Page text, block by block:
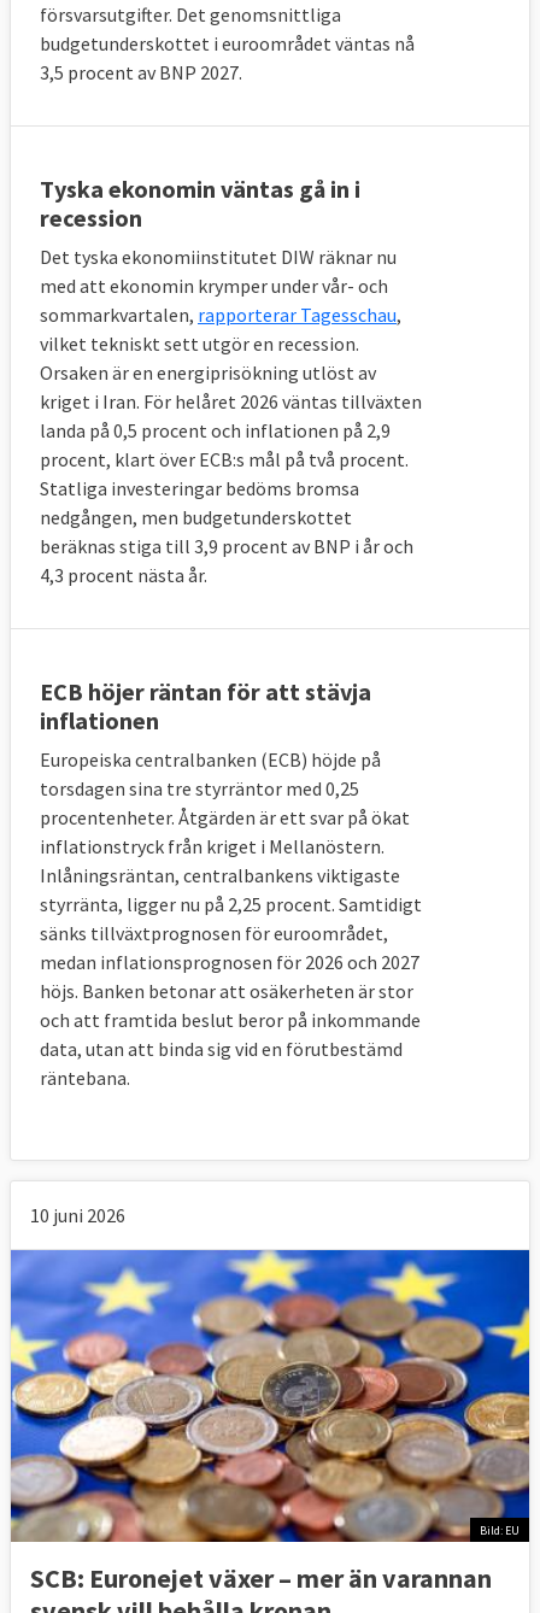
försvarsutgifter. Det genomsnittliga
budgetunderskottet i euroområdet väntas nå
3,5 procent av BNP 2027.
Tyska ekonomin väntas gå in i
recession
Det tyska ekonomiinstitutet DIW räknar nu
med att ekonomin krymper under vår- och
sommarkvartalen, rapporterar Tagesschau,
vilket tekniskt sett utgör en recession.
Orsaken är en energiprisökning utlöst av
kriget i Iran. För helåret 2026 väntas tillväxten
landa på 0,5 procent och inflationen på 2,9
procent, klart över ECB:s mål på två procent.
Statliga investeringar bedöms bromsa
nedgången, men budgetunderskottet
beräknas stiga till 3,9 procent av BNP i år och
4,3 procent nästa år.
ECB höjer räntan för att stävja
inflationen
Europeiska centralbanken (ECB) höjde på
torsdagen sina tre styrräntor med 0,25
procentenheter. Åtgärden är ett svar på ökat
inflationstryck från kriget i Mellanöstern.
Inlåningsräntan, centralbankens viktigaste
styrränta, ligger nu på 2,25 procent. Samtidigt
sänks tillväxtprognosen för euroområdet,
medan inflationsprognosen för 2026 och 2027
höjs. Banken betonar att osäkerheten är stor
och att framtida beslut beror på inkommande
data, utan att binda sig vid en förutbestämd
räntebana.
10 juni 2026
Bild: EU
SCB: Euronejet växer – mer än varannan